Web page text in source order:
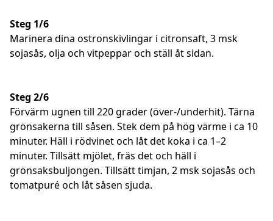
Steg 1/6
Marinera dina ostronskivlingar i citronsaft, 3 msk
sojasås, olja och vitpeppar och ställ åt sidan.
Steg 2/6
Förvärm ugnen till 220 grader (över-/underhit). Tärna
grönsakerna till såsen. Stek dem på hög värme i ca 10
minuter. Häll i rödvinet och låt det koka i ca 1–2
minuter. Tillsätt mjölet, fräs det och häll i
grönsaksbuljongen. Tillsätt timjan, 2 msk sojasås och
tomatpuré och låt såsen sjuda.